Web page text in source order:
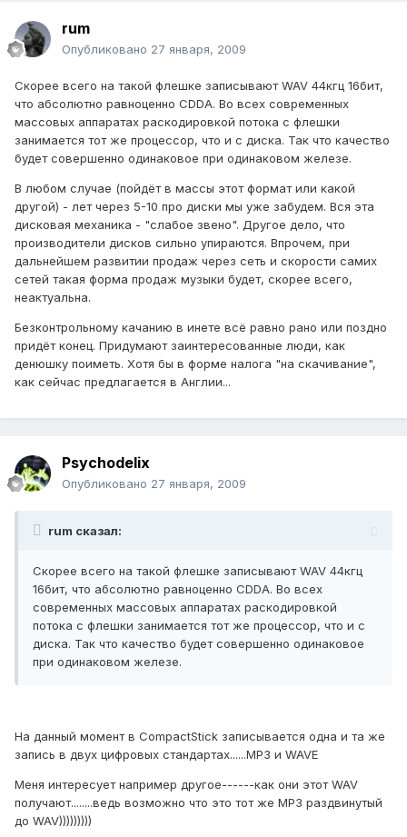
rum
Опубликовано 27 января, 2009
Скорее всего на такой флешке записывают WAV 44кгц 16бит,
что абсолютно равноценно CDDA. Во всех современных
массовых аппаратах раскодировкой потока с флешки
занимается тот же процессор, что и с диска. Так что качество
будет совершенно одинаковое при одинаковом железе.
В любом случае (пойдёт в массы этот формат или какой
другой) - лет через 5-10 про диски мы уже забудем. Вся эта
дисковая механика - "слабое звено". Другое дело, что
производители дисков сильно упираются. Впрочем, при
дальнейшем развитии продаж через сеть и скорости самих
сетей такая форма продаж музыки будет, скорее всего,
неактуальна.
Безконтрольному качанию в инете всё равно рано или поздно
придёт конец. Придумают заинтересованные люди, как
денюшку поиметь. Хотя бы в форме налога "на скачивание",
как сейчас предлагается в Англии...
Psychodelix
Опубликовано 27 января, 2009
rum сказал:
Скорее всего на такой флешке записывают WAV 44кгц
16бит, что абсолютно равноценно CDDA. Во всех
современных массовых аппаратах раскодировкой
потока с флешки занимается тот же процессор, что и с
диска. Так что качество будет совершенно одинаковое
при одинаковом железе.
На данный момент в CompactStick записывается одна и та же
запись в двух цифровых стандартах......MP3 и WAVE
Меня интересует например другое------как они этот WAV
получают........ведь возможно что это тот же MP3 раздвинутый
до WAV)))))))))